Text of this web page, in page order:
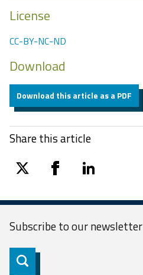
License
CC-BY-NC-ND
Download
Download this article as a PDF
Share this article
twitter facebooklinkedin
Subscribe to ournewsletter
Subscribe